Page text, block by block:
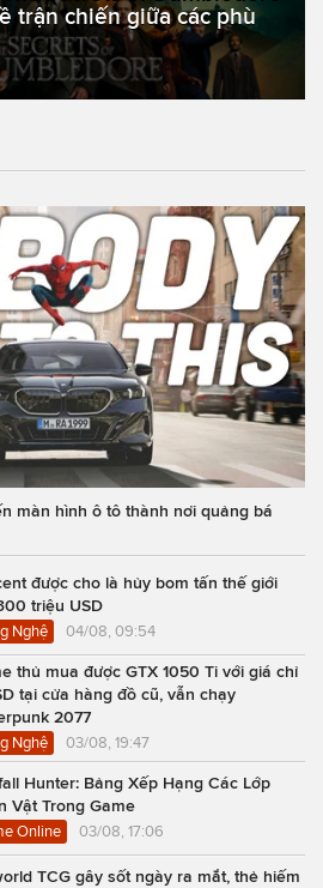
trận chiến giữa các phù
màn hình ô tô thành nơi quảng bá
được cho là hủy bom tấn thế giới
triệu USD
Nghệ 04/08, 09:54
thủ mua được GTX 1050 Ti với giá chỉ
tại cửa hàng đồ cũ, vẫn chạy
2077
Nghệ 03/08, 19:47
Hunter: Bảng Xếp Hạng Các Lớp
Vật Trong Game
Online 03/08, 17:06
TCG gây sốt ngày ra mắt, thẻ hiếm